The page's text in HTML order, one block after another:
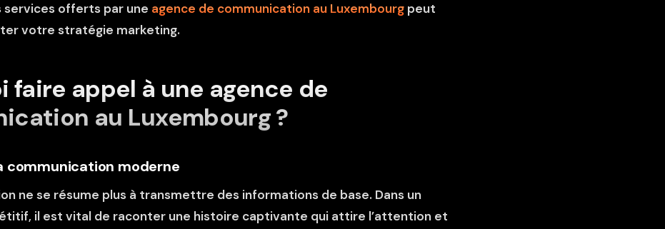
services offerts par une agence de communication au Luxembourg peut
votre stratégie marketing.
faire appel à une agence de
au Luxembourg ?
communication moderne
ne se résume plus à transmettre des informations de base. Dans un
il est vital de raconter une histoire captivante qui attire l’attention et